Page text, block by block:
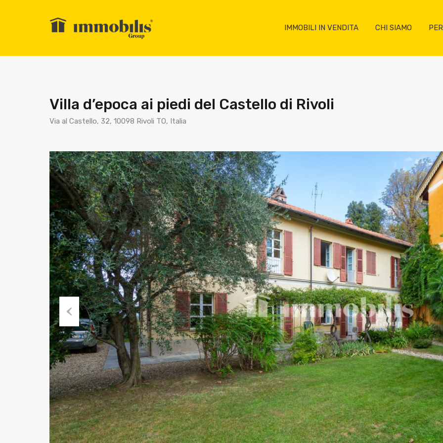
IMMOBILI IN VENDITA CHI SIAMO
Villa d’epoca ai piedi del Castello di Rivoli
Via al Castello, 32, 10098 Rivoli TO, Italia
Previ
ous